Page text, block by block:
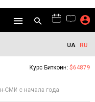
UA RU
Курс Биткоин: $64879
СМИ с начала года